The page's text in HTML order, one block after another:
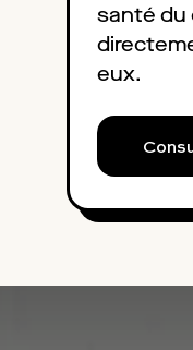
santé du
eux.